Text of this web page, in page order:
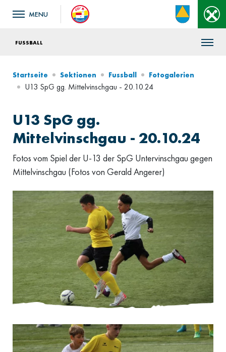
FUSSBALL
Startseite Sektionen Fussball Fotogalerien
U13 SpG gg. Mittelvinschgau - 20.10.24
U13 SpG gg.
Mittelvinschgau - 20.10.24
Fotos vom Spiel der U-13 der SpG Untervinschgau gegen
Mittelvinschgau (Fotos von Gerald Angerer)